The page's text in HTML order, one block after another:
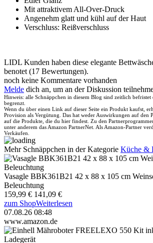
Mit attraktivem All-Over-Druck
Angenehm glatt und kühl auf der Haut
Verschluss: Reißverschluss
LIDL Kunden haben diese elegante
benotet (17 Bewertungen).
noch keine Kommentare vorhanden
Melde dich an, um an der Diskussion
Hinweis: alle Schnäppchen in diesem Blog sind zeitlich befristet
begrenzt.
Wenn du über einen Link auf dieser Seite ein Produkt kaufst,
Provision als Vergütung. Das hat weder Auswirkungen auf den
auf die Produkte, die du hier findest. Zu den
unter anderem das Amazon PartnerNet. Als Amazon-Partner
Verkäufen.
Mehr Schnäppchen in der Kategorie Küche &
Vasagle BBK361B21 42 x 88 x 105 cm
Beleuchtung
159,99 € 141,09 €
zum ShopWeiterlesen
07.08.26 08:48
www.amazon.de